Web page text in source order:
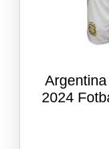
2024